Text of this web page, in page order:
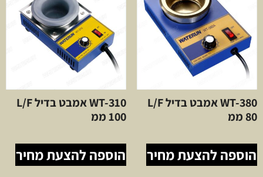
WT-380 אמבט בדיל L/F
80 ממ
הוספה להצעת מחיר
WT-310 אמבט בדיל L/F
100 ממ
הוספה להצעת מחיר